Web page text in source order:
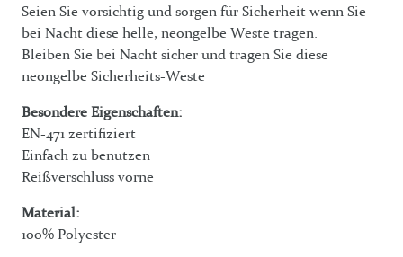
Seien Sie vorsichtig und sorgen für Sicherheit wenn Sie
bei Nacht diese helle, neongelbe Weste tragen.
Bleiben Sie bei Nacht sicher und tragen Sie diese
neongelbe Sicherheits-Weste
Besondere Eigenschaften:
EN-471 zertifiziert
Einfach zu benutzen
Reißverschluss vorne
Material:
100% Polyester